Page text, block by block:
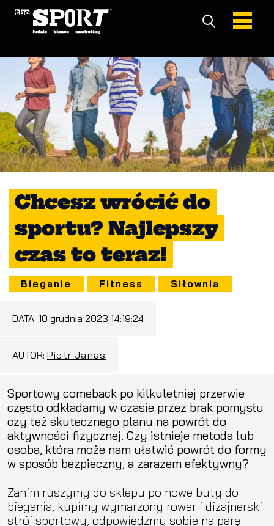
Chcesz wrócić do
sportu? Najlepszy
czas to teraz!
Bieganie Fitness Siłownia
DATA: 10 grudnia 2023 14:19:24
AUTOR: Piotr Janas
Sportowy comeback po kilkuletniej przerwie
często odkładamy w czasie przez brak pomysłu
czy też skutecznego planu na powrót do
aktywności fizycznej. Czy istnieje metoda lub
osoba, która może nam ułatwić powrót do formy
w sposób bezpieczny, a zarazem efektywny?
Zanim ruszymy do sklepu po nowe buty do
biegania, kupimy wymarzony rower i dizajnerski
strój sportowy, odpowiedzmy sobie na parę